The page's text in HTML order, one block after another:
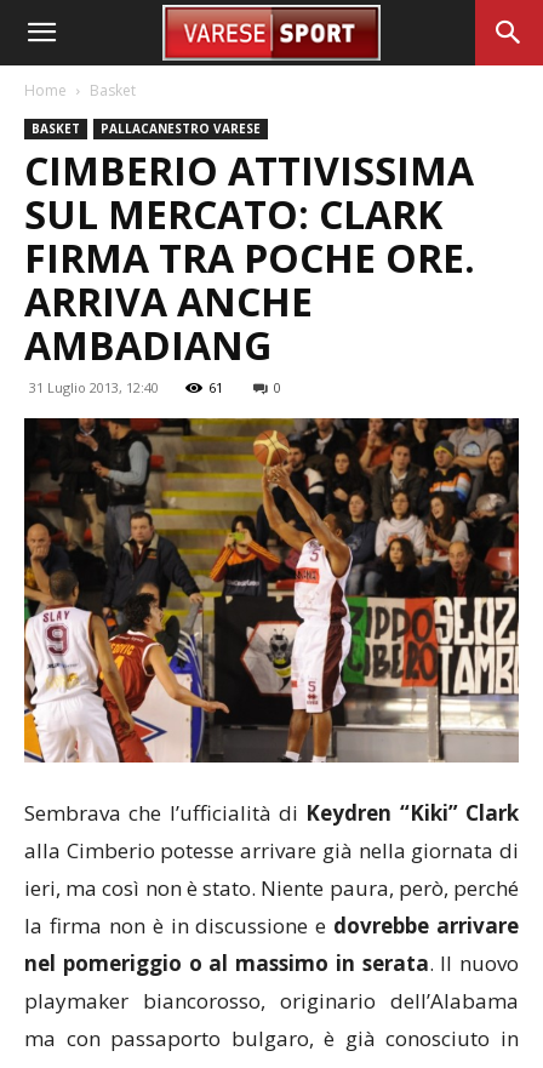
Home Basket
BASKET PALLACANESTRO VARESE
CIMBERIO ATTIVISSIMA
SUL MERCATO: CLARK
FIRMA TRA POCHE ORE.
ARRIVA ANCHE
AMBADIANG
31 Luglio 2013, 12:40 61 0
Sembrava che l’ufficialità di Keydren “Kiki” Clark
alla Cimberio potesse arrivare già nella giornata di
ieri, ma così non è stato. Niente paura, però, perché
la firma non è in discussione e dovrebbe arrivare
nel pomeriggio o al massimo in serata. Il nuovo
playmaker biancorosso, originario dell’Alabama
ma con passaporto bulgaro, è già conosciuto in